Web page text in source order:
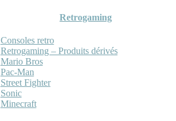
Retrogaming
Consoles retro
Retrogaming – Produits dérivés
Mario Bros
Pac-Man
Street Fighter
Sonic
Minecraft